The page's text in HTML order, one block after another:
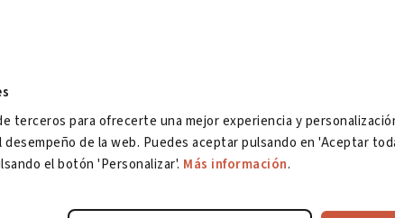
terceros para ofrecerte una mejor experiencia y
desempeño de la web. Puedes aceptar pulsando en 'Aceptar
el botón 'Personalizar'. Más información.
dicho, con el hecho de no tenerlo-, que se resume
solicitar un incremento